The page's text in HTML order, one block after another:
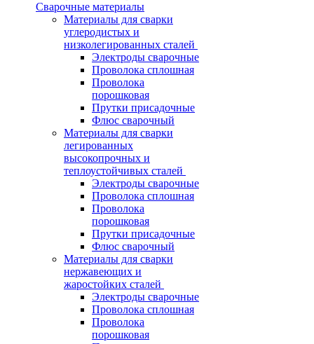
Сварочные материалы
Материалы для сварки
углеродистых и
низколегированных сталей
Электроды сварочные
Проволока сплошная
Проволока
порошковая
Прутки присадочные
Флюс сварочный
Материалы для сварки
легированных
высокопрочных и
теплоустойчивых сталей
Электроды сварочные
Проволока сплошная
Проволока
порошковая
Прутки присадочные
Флюс сварочный
Материалы для сварки
нержавеющих и
жаростойких сталей
Электроды сварочные
Проволока сплошная
Проволока
порошковая